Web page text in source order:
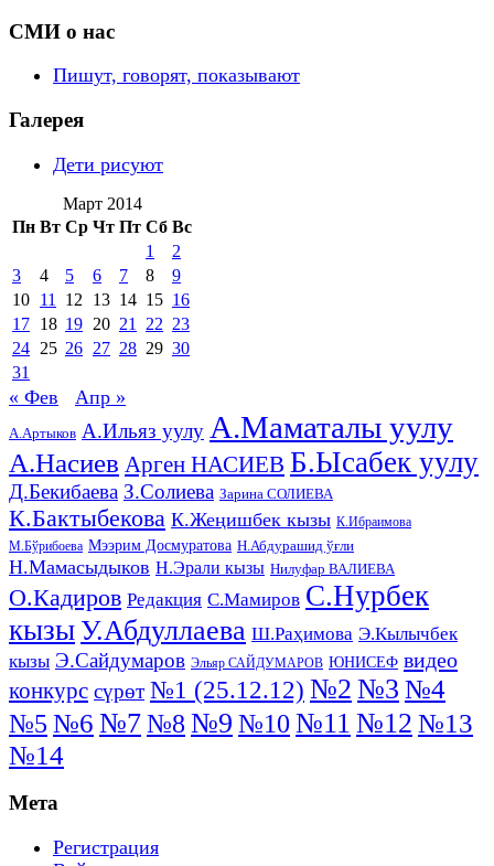
СМИ о нас
Пишут, говорят, показывают
Галерея
Дети рисуют
Март 2014
Пн Вт Ср Чт Пт Сб Вс
1
2
3
4 5 6 7 8
9
10 11 12 13 14 15 16
17 18 19 20 21 22 23
24 25 26 27 28 29 30
31
« Фев Апр »
А.Артыков А.Ильяз уулу А.Маматалы уулу
А.Насиев Арген НАСИЕВ Б.Ысабек уулу
Д.Бекибаева З.Солиева Зарина СОЛИЕВА
К.Бактыбекова К.Жеңишбек кызы К.Ибраимова
М.Бўрибоева Мээрим Досмуратова Н.Абдурашид ўғли
Н.Мамасыдыков Н.Эрали кызы Нилуфар ВАЛИЕВА
О.Кадиров Редакция С.Мамиров С.Нурбек
кызыУ.Абдуллаева Ш.Раҳимова Э.Кылычбек
кызы Э.Сайдумаров Эльяр САЙДУМАРОВ ЮНИСЕФ видео
конкурс сүрөт №1 (25.12.12) №2 №3 №4
№5 №6 №7№8 №9 №10 №11 №12 №13
№14
Мета
Регистрация